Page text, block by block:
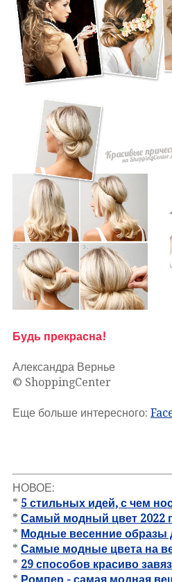
Будь прекрасна!
Александра Вернье
© ShoppingCenter
Еще больше интересного:
НОВОЕ:
* 5 стильных идей, с чем
* Самый модный цвет 2022
* Модные весенние образы
* Самые модные цвета на
* 29 способов красиво